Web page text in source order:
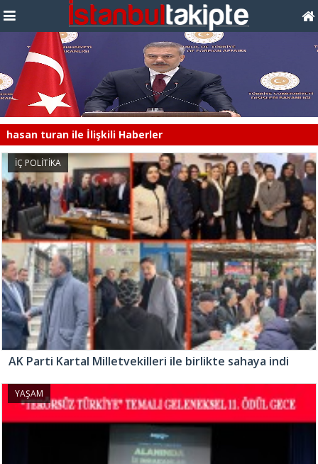
hasan turan ile İlişkili Haberler
İÇ POLİTİKA
AK Parti Kartal Milletvekilleri ile birlikte sahaya indi
YAŞAM